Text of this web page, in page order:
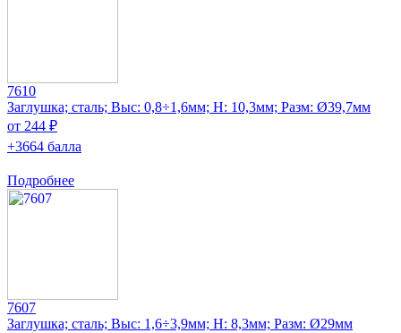
7610
Заглушка; сталь; Выс: 0,8÷1,6мм; H: 10,3мм; Разм: Ø39,7мм
от 244 ₽
+3664 балла
Подробнее
7607
Заглушка; сталь; Выс: 1,6÷3,9мм; H: 8,3мм; Разм: Ø29мм